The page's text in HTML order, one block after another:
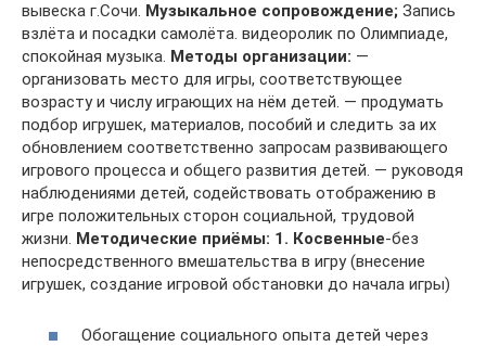
вывеска г.Сочи. Музыкальное сопровождение; Запись
взлёта и посадки самолёта. видеоролик по Олимпиаде,
спокойная музыка. Методы организации: —
организовать место для игры, соответствующее
возрасту и числу играющих на нём детей. — продумать
подбор игрушек, материалов, пособий и следить за их
обновлением соответственно запросам развивающего
игрового процесса и общего развития детей. — руководя
наблюдениями детей, содействовать отображению в
игре положительных сторон социальной, трудовой
жизни. Методические приёмы: 1. Косвенные-без
непосредственного вмешательства в игру (внесение
игрушек, создание игровой обстановки до начала игры)
Обогащение социального опыта детей через